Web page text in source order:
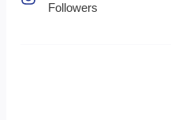
Followers​